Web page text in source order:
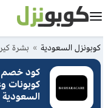
كوبونزل السعودية بشرة كير
السعودية